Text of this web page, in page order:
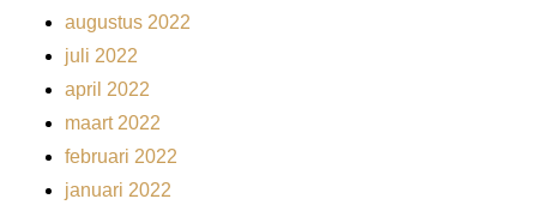
augustus 2022
juli 2022
april 2022
maart 2022
februari 2022
januari 2022